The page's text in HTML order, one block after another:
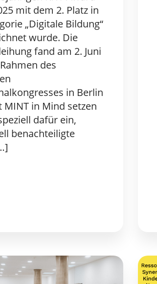
mit dem 2. Platz in
„Digitale Bildung“
wurde. Die
fand am 2. Juni
des
in Berlin
MINT in Mind setzen
dafür ein,
benachteiligte